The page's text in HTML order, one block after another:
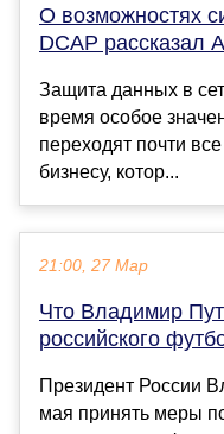
О возможностях
DCAP рассказал
Защита данных в
время особое
переходят почти
бизнесу, котор...
21:00, 27 Мар
Что Владимир
российского
Президент России
мая принять меры